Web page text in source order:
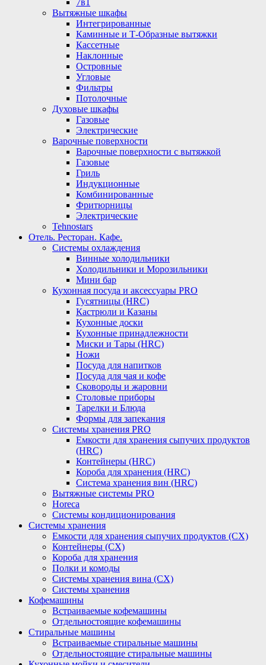
7в1
Вытяжные шкафы
Интегрированные
Каминные и Т-Образные вытяжки
Кассетные
Наклонные
Островные
Угловые
Фильтры
Потолочные
Духовые шкафы
Газовые
Электрические
Варочные поверхности
Варочные поверхности с вытяжкой
Газовые
Гриль
Индукционные
Комбинированные
Фритюрницы
Электрические
Tehnostars
Отель. Ресторан. Кафе.
Системы охлаждения
Винные холодильники
Холодильники и Морозильники
Мини бар
Кухонная посуда и аксессуары PRO
Гусятницы (HRC)
Кастрюли и Казаны
Кухонные доски
Кухонные принадлежности
Миски и Тары (HRC)
Ножи
Посуда для напитков
Посуда для чая и кофе
Сковороды и жаровни
Столовые приборы
Тарелки и Блюда
Формы для запекания
Системы хранения PRO
Емкости для хранения сыпучих продуктов
(HRC)
Контейнеры (HRC)
Короба для хранения (HRC)
Система хранения вин (HRC)
Вытяжные системы PRO
Horeca
Системы кондиционирования
Системы хранения
Емкости для хранения сыпучих продуктов (СХ)
Контейнеры (СХ)
Короба для хранения
Полки и комоды
Системы хранения вина (СХ)
Системы хранения
Кофемашины
Встраиваемые кофемашины
Отдельностоящие кофемашины
Стиральные машины
Встраиваемые стиральные машины
Отдельностоящие стиральные машины